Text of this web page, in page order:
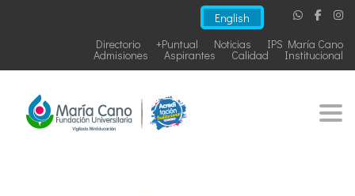
English
IPS María Cano
Noticias
+Puntual
Directorio
Institucional
Calidad
Aspirantes
Admisiones